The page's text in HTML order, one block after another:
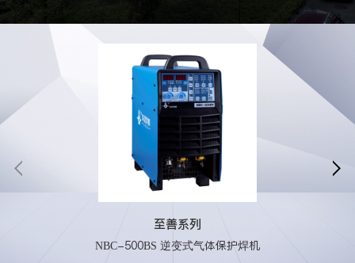
至善系列
NBC-500BS 逆变式气体保护焊机
 